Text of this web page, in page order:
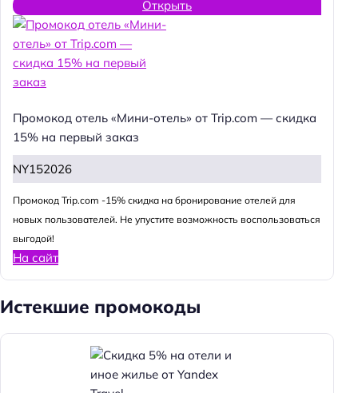
Открыть
Промокод отель «Мини-отель» от Trip.com — скидка
15% на первый заказ
NY152026
Промокод Trip.com -15% скидка на бронирование отелей для
новых пользователей. Не упустите возможность воспользоваться
выгодой!
На сайт
Истекшие промокоды